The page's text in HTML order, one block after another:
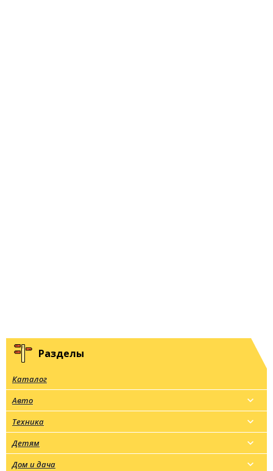
Разделы
Каталог
Авто
Техника
Детям
Дом и дача